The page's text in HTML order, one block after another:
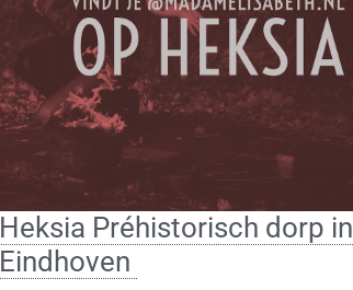
Heksia Préhistorisch dorp in
Eindhoven